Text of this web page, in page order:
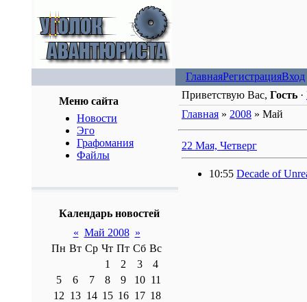
ГлавнаяРегистрацияВход
Меню сайта
Новости
Эго
Графомания
Файлы
Календарь новостей
« Май 2008 »
Пн Вт Ср Чт Пт Сб Вс
1
2 3
4
5
6 7 8 9 10 11
12 13 14 15 16 17 18
Приветствую Вас, Гость ·
Главная » 2008 » Май
22 Мая, Четверг
10:55 Decade of